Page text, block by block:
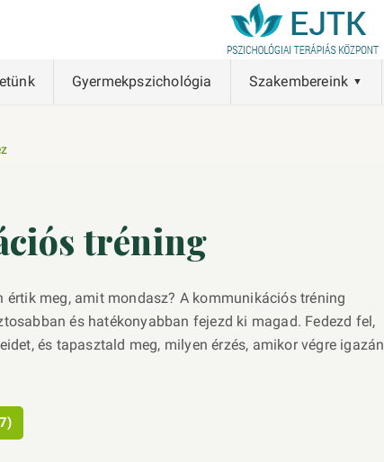
Gyermekpszichológia Szakembereink
tréning
értik meg, amit mondasz? A kommunikációs tréning
és hatékonyabban fejezd ki magad. Fedezd fel,
és tapasztald meg, milyen érzés, amikor végre igazán